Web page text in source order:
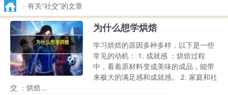
> 有关“社交”的文章
为什么想学烘焙
学习烘焙的原因多种多样，以下是一些
常见的动机： 1. 成就感 ：烘焙过程
中，看着原材料变成美味的成品，能带
来极大的满足感和成就感。 2. 家庭和社
交 ：烘焙...